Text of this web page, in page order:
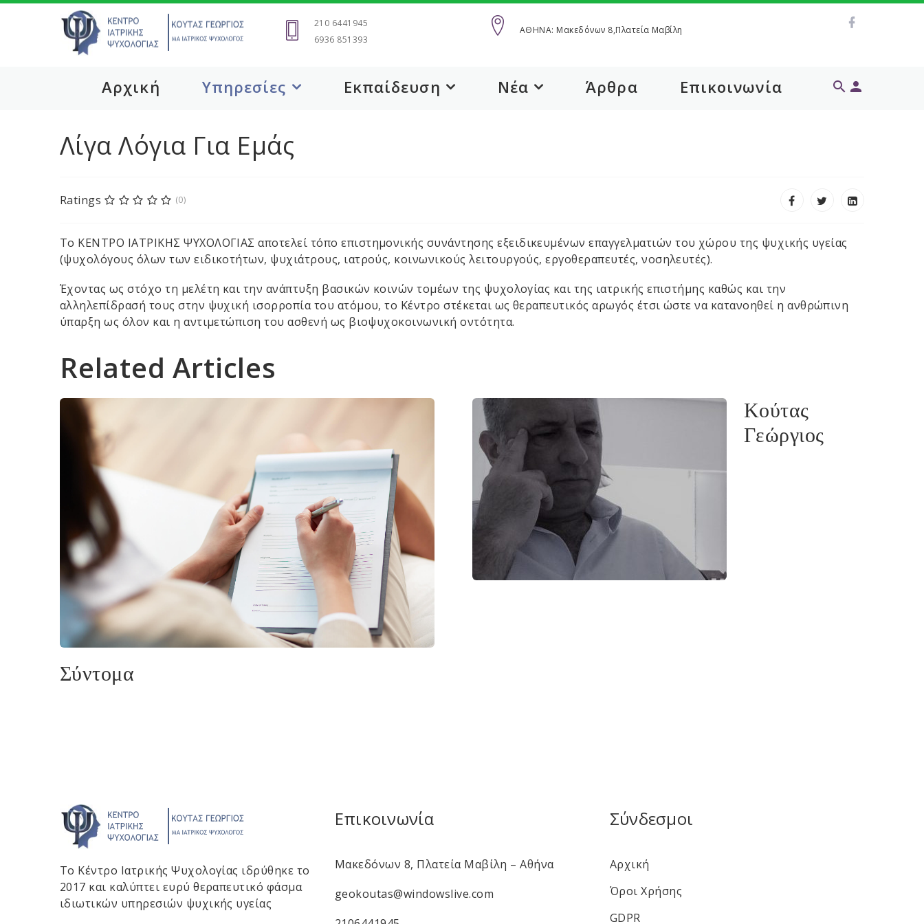
210 6441945
6936 851393
AΘΗΝΑ: Μακεδόνων 8,Πλατεία Μαβίλη
Αρχική Υπηρεσίες Εκπαίδευση Νέα Άρθρα Επικοινωνία
Λίγα Λόγια Για Εμάς
Ratings (0)
Το ΚΕΝΤΡΟ ΙΑΤΡΙΚΗΣ ΨΥΧΟΛΟΓΙΑΣ αποτελεί τόπο επιστημονικής συνάντησης εξειδικευμένων επαγγελματιών του χώρου της ψυχικής υγείας
(ψυχολόγους όλων των ειδικοτήτων, ψυχιάτρους, ιατρούς, κοινωνικούς λειτουργούς, εργοθεραπευτές, νοσηλευτές).
Έχοντας ως στόχο τη μελέτη και την ανάπτυξη βασικών κοινών τομέων της ψυχολογίας και της ιατρικής επιστήμης καθώς και την
αλληλεπίδρασή τους στην ψυχική ισορροπία του ατόμου, το Κέντρο στέκεται ως θεραπευτικός αρωγός έτσι ώστε να κατανοηθεί η ανθρώπινη
ύπαρξη ως όλον και η αντιμετώπιση του ασθενή ως βιοψυχοκοινωνική οντότητα.
Related Articles
Σύντομα
Κούτας
Γεώργιος
Το Κέντρο Ιατρικής Ψυχολογίας ιδρύθηκε το
2017 και καλύπτει ευρύ θεραπευτικό φάσμα
ιδιωτικών υπηρεσιών ψυχικής υγείας
Επικοινωνία
Μακεδόνων 8, Πλατεία Μαβίλη – Αθήνα
geokoutas@windowslive.com
Σύνδεσμοι
Αρχική
Όροι Χρήσης
GDPR